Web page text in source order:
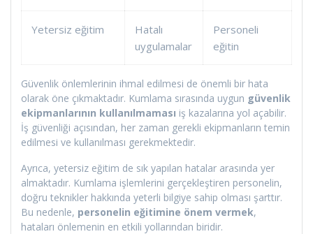
Yetersiz eğitim
Hatalı
uygulamalar
Personeli
eğitin
Güvenlik önlemlerinin ihmal edilmesi de önemli bir hata
olarak öne çıkmaktadır. Kumlama sırasında uygun güvenlik
ekipmanlarının kullanılmaması iş kazalarına yol açabilir.
İş güvenliği açısından, her zaman gerekli ekipmanların temin
edilmesi ve kullanılması gerekmektedir.
Ayrıca, yetersiz eğitim de sık yapılan hatalar arasında yer
almaktadır. Kumlama işlemlerini gerçekleştiren personelin,
doğru teknikler hakkında yeterli bilgiye sahip olması şarttır.
Bu nedenle, personelin eğitimine önem vermek,
hataları önlemenin en etkili yollarından biridir.